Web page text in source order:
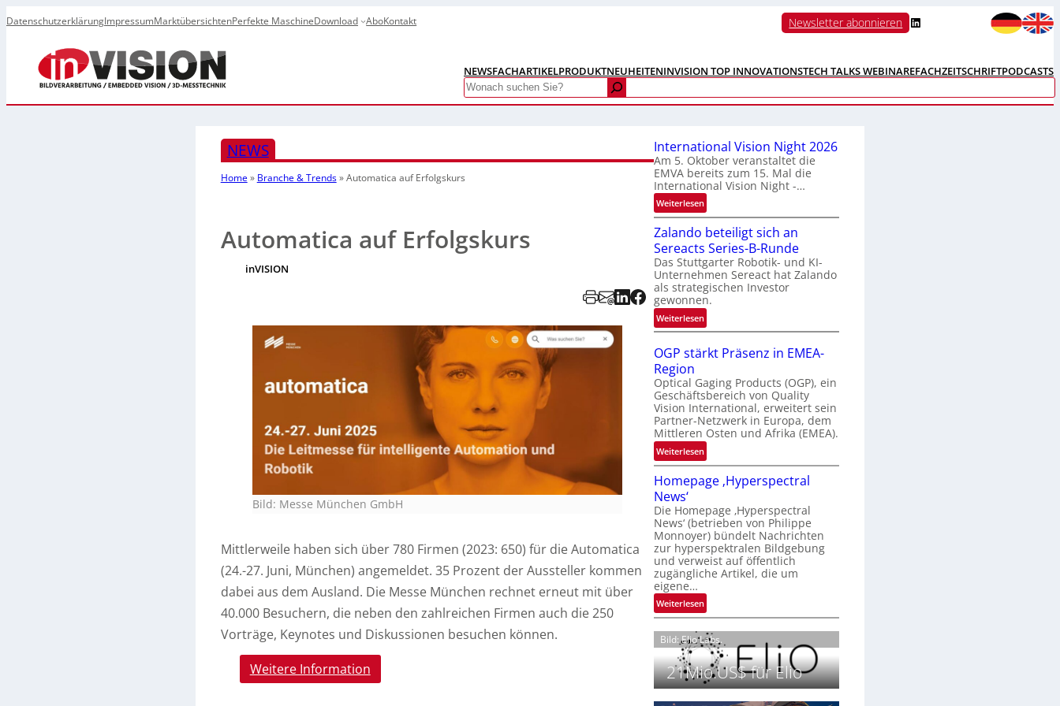
DatenschutzerklärungImpressumMarktübersichtenPerfekte MaschineDownload AboKontakt Newsletter abonnieren LinkedIn
NEWSFACHARTIKELPRODUKTNEUHEITENINVISION TOP INNOVATIONSTECH TALKS WEBINAREFACHZEITSCHRIFTPODCASTS
Search
NEWS
Home» Branche & Trends»Automatica auf Erfolgskurs
Automatica auf Erfolgskurs
inVISION
Bild: Messe München GmbH
Mittlerweile haben sich über 780 Firmen (2023: 650) für die Automatica
(24.-27. Juni, München) angemeldet. 35 Prozent der Aussteller kommen
dabei aus dem Ausland. Die Messe München rechnet erneut mit über
40.000 Besuchern, die neben den zahlreichen Firmen auch die 250
Vorträge, Keynotes und Diskussionen besuchen können.
Weitere Information
International Vision Night 2026
Am 5. Oktober veranstaltet die
EMVA bereits zum 15. Mal die
International Vision Night -…
Weiterlesen:
I
n
t
e
r
n
a
t
o
a
l
V
i
s
i
n
i
g
h
t
2
0
2
6
Zalando beteiligt sich an
Sereacts Series-B-Runde
Das Stuttgarter Robotik- und KI-
Unternehmen Sereact hat Zalando
als strategischen Investor
gewonnen.
Weiterlesen:
Z
l
n
d
o
b
e
t
e
l
i
g
t
s
c
h
a
n
S
e
r
OGP stärkt Präsenz in EMEA-
Region
Optical Gaging Products (OGP), ein
Geschäftsbereich von Quality
Vision International, erweitert sein
Partner-Netzwerk in Europa, dem
Mittleren Osten und Afrika (EMEA).
Weiterlesen:
O
G
s
t
ä
r
k
P
r
ä
s
e
n
z
Homepage ‚Hyperspectral
News‘
Die Homepage ‚Hyperspectral
News‘ (betrieben von Philippe
Monnoyer) bündelt Nachrichten
zur hyperspektralen Bildgebung
und verweist auf öffentlich
zugängliche Artikel, die um
eigene…
Weiterlesen:
H
o
m
e
p
a
Bild: Elio Labs.
21Mio.US$ für Elio